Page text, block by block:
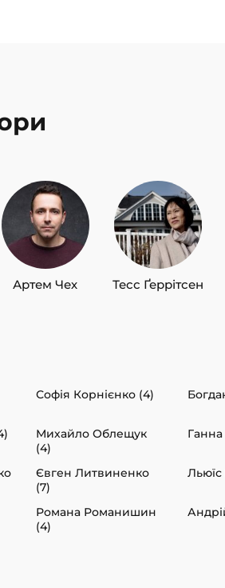
Артем Чех Тесс Ґеррітсен
Софія Корнієнко (4)
Михайло Облещук
(4)
Ганна
Євген Литвиненко
(7)
Романа Романишин
(4)